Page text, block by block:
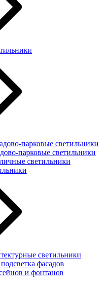
парковые светильники
парковые светильники
светильники
светильники
фасадов
и фонтанов